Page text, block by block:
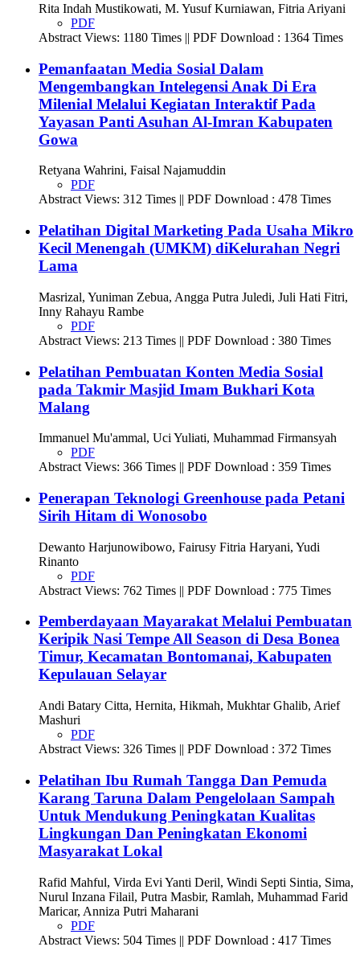
Rita Indah Mustikowati, M. Yusuf Kurniawan, Fitria Ariyani
PDF
Abstract Views: 1180 Times || PDF Download : 1364 Times
Pemanfaatan Media Sosial Dalam
Mengembangkan Intelegensi Anak Di Era
Milenial Melalui Kegiatan Interaktif Pada
Yayasan Panti Asuhan Al-Imran Kabupaten
Gowa
Retyana Wahrini, Faisal Najamuddin
PDF
Abstract Views: 312 Times || PDF Download : 478 Times
Pelatihan Digital Marketing Pada Usaha Mikro
Kecil Menengah (UMKM) diKelurahan Negri
Lama
Masrizal, Yuniman Zebua, Angga Putra Juledi, Juli Hati Fitri,
Inny Rahayu Rambe
PDF
Abstract Views: 213 Times || PDF Download : 380 Times
Pelatihan Pembuatan Konten Media Sosial
pada Takmir Masjid Imam Bukhari Kota
Malang
Immanuel Mu'ammal, Uci Yuliati, Muhammad Firmansyah
PDF
Abstract Views: 366 Times || PDF Download : 359 Times
Penerapan Teknologi Greenhouse pada Petani
Sirih Hitam di Wonosobo
Dewanto Harjunowibowo, Fairusy Fitria Haryani, Yudi
Rinanto
PDF
Abstract Views: 762 Times || PDF Download : 775 Times
Pemberdayaan Mayarakat Melalui Pembuatan
Keripik Nasi Tempe All Season di Desa Bonea
Timur, Kecamatan Bontomanai, Kabupaten
Kepulauan Selayar
Andi Batary Citta, Hernita, Hikmah, Mukhtar Ghalib, Arief
Mashuri
PDF
Abstract Views: 326 Times || PDF Download : 372 Times
Pelatihan Ibu Rumah Tangga Dan Pemuda
Karang Taruna Dalam Pengelolaan Sampah
Untuk Mendukung Peningkatan Kualitas
Lingkungan Dan Peningkatan Ekonomi
Masyarakat Lokal
Rafid Mahful, Virda Evi Yanti Deril, Windi Septi Sintia, Sima,
Nurul Inzana Filail, Putra Masbir, Ramlah, Muhammad Farid
Maricar, Anniza Putri Maharani
PDF
Abstract Views: 504 Times || PDF Download : 417 Times